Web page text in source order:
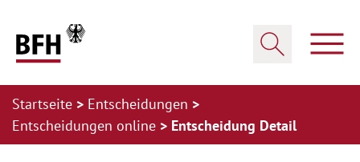
Startseite
Entscheidungen
Entscheidungen online
Entscheidung Detail